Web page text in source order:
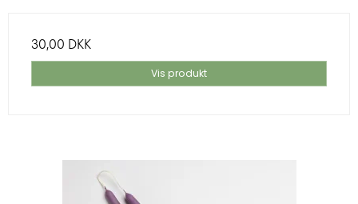
30,00 DKK
Vis produkt